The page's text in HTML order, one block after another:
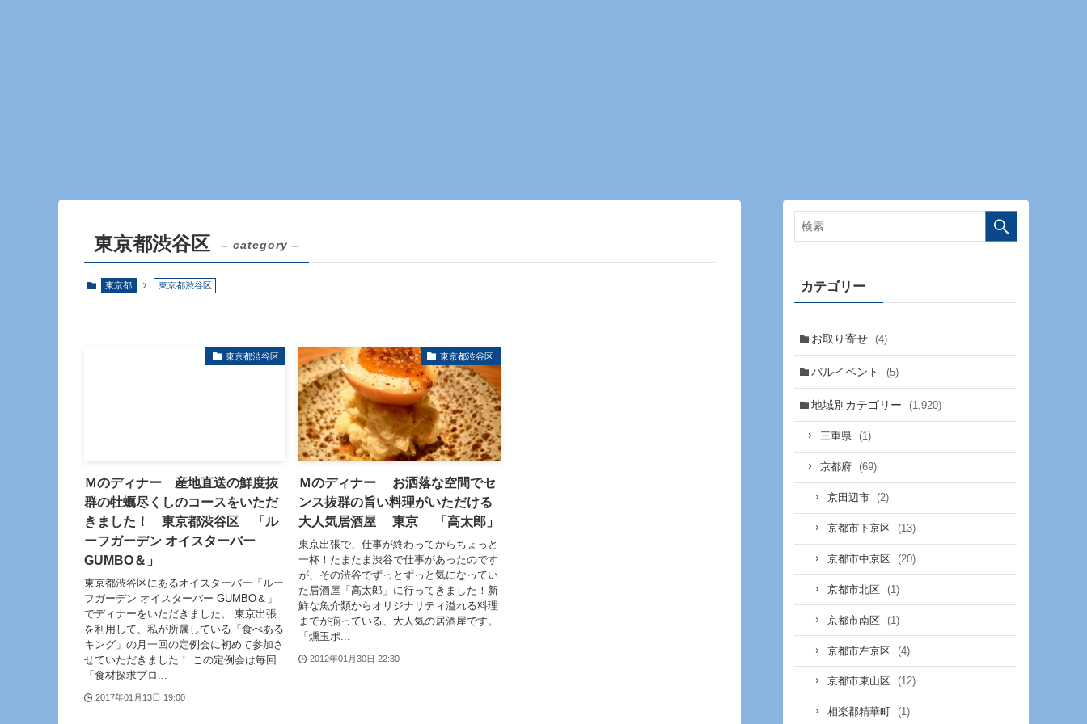
東京都渋谷区 – category –
東京都 東京都渋谷区
東京都渋谷区
Ｍのディナー 産地直送の鮮度抜
群の牡蠣尽くしのコースをいただ
きました！ 東京都渋谷区 「ル
ーフガーデン オイスターバー
GUMBO＆」
東京都渋谷区にあるオイスターバー「ルー
フガーデン オイスターバー GUMBO＆」
でディナーをいただきました。 東京出張
を利用して、私が所属している「食べある
キング」の月一回の定例会に初めて参加さ
せていただきました！ この定例会は毎回
「食材探求プロ...
2017年01月13日 19:00
東京都渋谷区
Ｍのディナー お洒落な空間でセ
ンス抜群の旨い料理がいただける
大人気居酒屋 東京 「高太郎」
東京出張で、仕事が終わってからちょっと
一杯！たまたま渋谷で仕事があったのです
が、その渋谷でずっとずっと気になってい
た居酒屋「高太郎」に行ってきました！新
鮮な魚介類からオリジナリティ溢れる料理
までが揃っている、大人気の居酒屋です。
「燻玉ポ...
2012年01月30日 22:30
カテゴリー
お取り寄せ (4)
バルイベント (5)
地域別カテゴリー (1,920)
三重県 (1)
京都府 (69)
京田辺市 (2)
京都市下京区 (13)
京都市中京区 (20)
京都市北区 (1)
京都市南区 (1)
京都市左京区 (4)
京都市東山区 (12)
相楽郡精華町 (1)